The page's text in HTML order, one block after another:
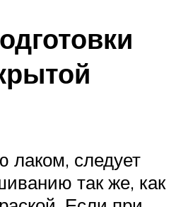
лаком, следует
так же, как